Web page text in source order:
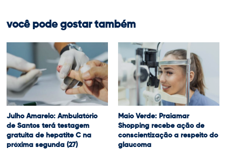
você pode gostar também
Julho Amarelo: Ambulatório
de Santos terá testagem
gratuita de hepatite C na
próxima segunda (27)
Maio Verde: Praiamar
Shopping recebe ação de
conscientização a respeito do
glaucoma